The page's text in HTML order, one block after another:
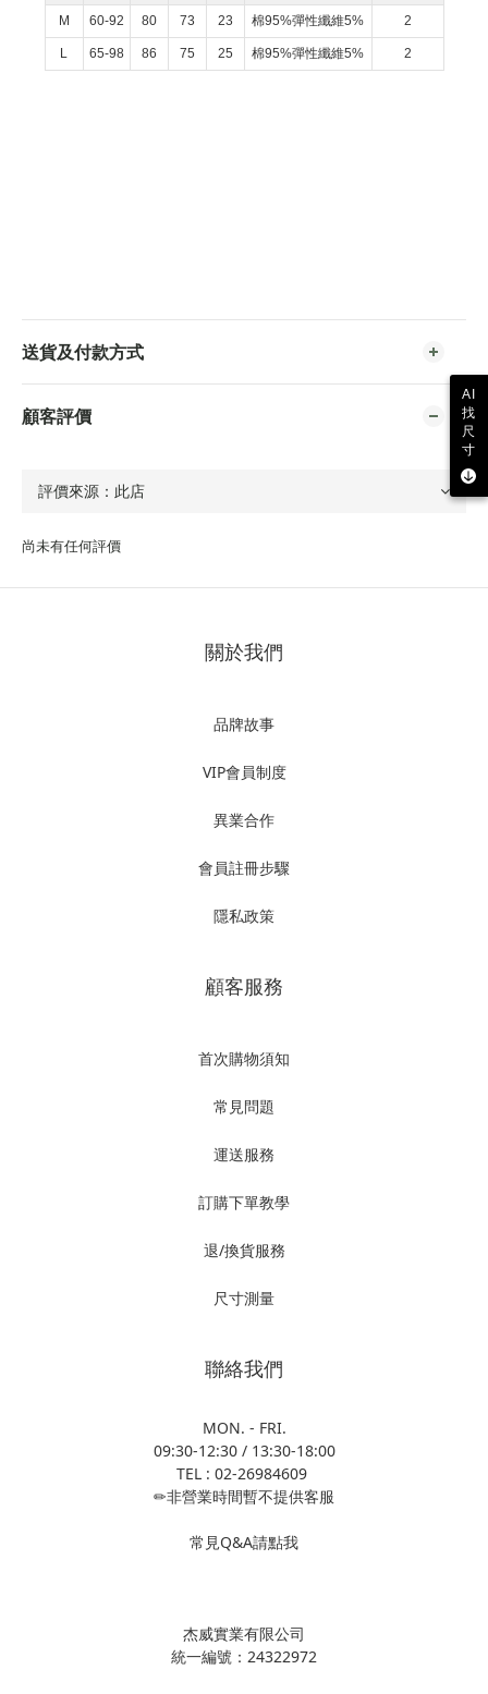
M 60-92 80 73 23 棉95%彈性纖維5% 2
L 65-98 86 75 25 棉95%彈性纖維5% 2
送貨及付款方式
顧客評價
尚未有任何評價
關於我們
品牌故事
VIP會員制度
異業合作
會員註冊步驟
隱私政策
顧客服務
首次購物須知
常見問題
運送服務
訂購下單教學
退/換貨服務
尺寸測量
聯絡我們
MON. - FRI.
09:30-12:30 / 13:30-18:00
TEL : 02-26984609
✏非營業時間暫不提供客服
常見Q&A請點我
杰威實業有限公司
統一編號：24322972
AI
找
尺
寸